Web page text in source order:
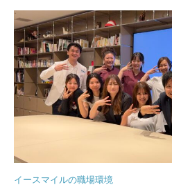
イースマイルの職場環境